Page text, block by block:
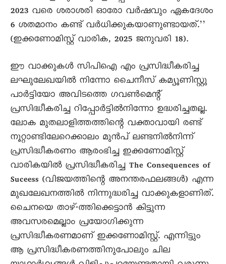
2023 വരെ ശരാശരി ഓരോ വർഷവും ഏകദേശം
6 ശതമാനം കണ്ട് വർധിക്കുകയാണുണ്ടായത്.’’
(ഇക്കണോമിസ്റ്റ് വാരിക, 2025 ജനുവരി 18).
ഈ വാക്കുകൾ സിപിഐ എം പ്രസിദ്ധീകരിച്ച
ലഘുലേഖയിൽ നിന്നോ ചെെനീസ് കമ്യൂണിസ്റ്റു
പാർട്ടിയോ അവിടത്തെ ഗവൺമെന്റ്
പ്രസിദ്ധീകരിച്ച റിപ്പോർട്ടിൽനിന്നോ ഉദ്ധരിച്ചതല്ല.
ലോക മുതലാളിത്തത്തിന്റെ വക്താവായി രണ്ട്
നൂറ്റാണ്ടിലേറെക്കാലം മുൻപ് ലണ്ടനിൽനിന്ന്
പ്രസിദ്ധീകരണം ആരംഭിച്ച ഇക്കണോമിസ്റ്റ്
വാരികയിൽ പ്രസിദ്ധീകരിച്ച The Consequences of
Suceess (വിജയത്തിന്റെ അനന്തരഫലങ്ങൾ) എന്ന
മുഖലേഖനത്തിൽ നിന്നുദ്ധരിച്ച വാക്കുകളാണിത്.
ചെെനയെ താഴ്-ത്തിക്കെട്ടാൻ കിട്ടുന്ന
അവസരമെല്ലാം പ്രയോഗിക്കുന്ന
പ്രസിദ്ധീകരണമാണ് ഇക്കണോമിസ്റ്റ്. എന്നിട്ടും
ആ പ്രസിദ്ധീകരണത്തിനുപോലും ചില